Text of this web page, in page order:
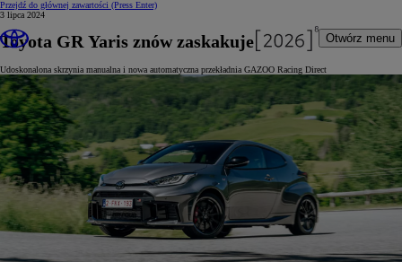
Przejdź do głównej zawartości (Press Enter)
Otwórz menu
3 lipca 2024
Toyota GR Yaris znów zaskakuje
Udoskonalona skrzynia manualna i nowa automatyczna przekładnia GAZOO Racing Direct